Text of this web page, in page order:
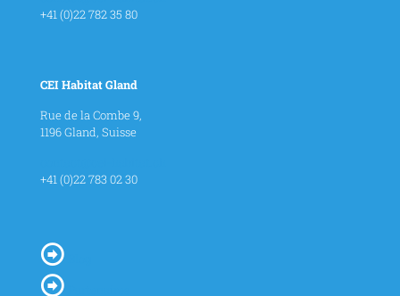
+41 (0)22 782 35 80
CEI Habitat Gland
Rue de la Combe 9,
1196 Gland, Suisse
+41 (0)22 783 02 30